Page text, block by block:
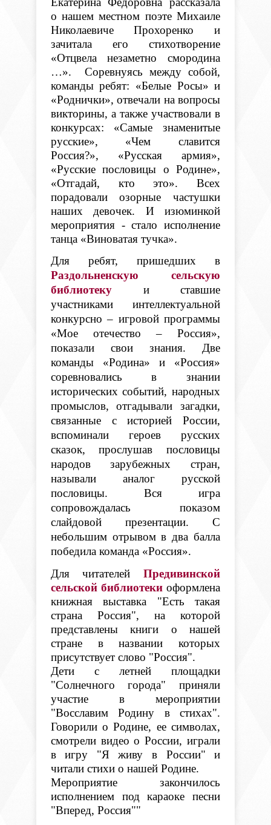
о нашем местном поэте Михаиле
Николаевиче Прохоренко и
зачитала его стихотворение
«Отцвела незаметно смородина
…». Соревнуясь между собой,
команды ребят: «Белые Росы» и
«Роднички», отвечали на вопросы
викторины, а также участвовали в
конкурсах: «Самые знаменитые
русские», «Чем славится
Россия?», «Русская армия»,
«Русские пословицы о Родине»,
«Отгадай, кто это». Всех
порадовали озорные частушки
наших девочек. И изюминкой
мероприятия - стало исполнение
танца «Виноватая тучка».
Для ребят, пришедших в
Раздольненскую сельскую
библиотеку и ставшие
участниками интеллектуальной
конкурсно – игровой программы
«Мое отечество – Россия»,
показали свои знания. Две
команды «Родина» и «Россия»
соревновались в знании
исторических событий, народных
промыслов, отгадывали загадки,
связанные с историей России,
вспоминали героев русских
сказок, прослушав пословицы
народов зарубежных стран,
называли аналог русской
пословицы. Вся игра
сопровождалась показом
слайдовой презентации. С
небольшим отрывом в два балла
победила команда «Россия».
Для читателейПредивинской
сельской библиотеки оформлена
книжная выставка "Есть такая
страна Россия", на которой
представлены книги о нашей
стране в названии которых
присутствует слово "Россия".
Дети с летней площадки
"Солнечного города" приняли
участие в мероприятии
"Восславим Родину в стихах".
Говорили о Родине, ее символах,
смотрели видео о России, играли
в игру "Я живу в России" и
читали стихи о нашей Родине.
Мероприятие закончилось
исполнением под караоке песни
"Вперед, Россия""